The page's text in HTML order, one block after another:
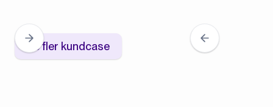
Se fler kundcase